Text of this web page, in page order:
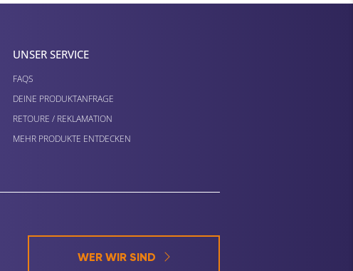
UNSER SERVICE
FAQS
DEINE PRODUKTANFRAGE
RETOURE / REKLAMATION
MEHR PRODUKTE ENTDECKEN
WER WIR SIND